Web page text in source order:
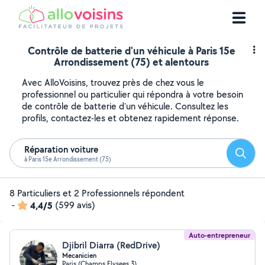
Contrôle de batterie d'un véhicule à Paris 15e
Arrondissement (75) et alentours
Avec AlloVoisins, trouvez près de chez vous le
professionnel ou particulier qui répondra à votre besoin
de contrôle de batterie d'un véhicule. Consultez les
profils, contactez-les et obtenez rapidement réponse.
Réparation voiture
à Paris 15e Arrondissement (75)
8 Particuliers et 2 Professionnels répondent
-
4,4/5 (599 avis)
Auto-entrepreneur
Djibril Diarra (RedDrive)
Mecanicien